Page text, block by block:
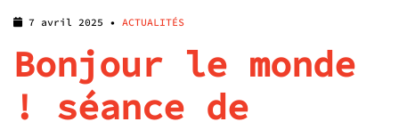
7 avril 2025 • ACTUALITÉS
Bonjour le monde
! séance de